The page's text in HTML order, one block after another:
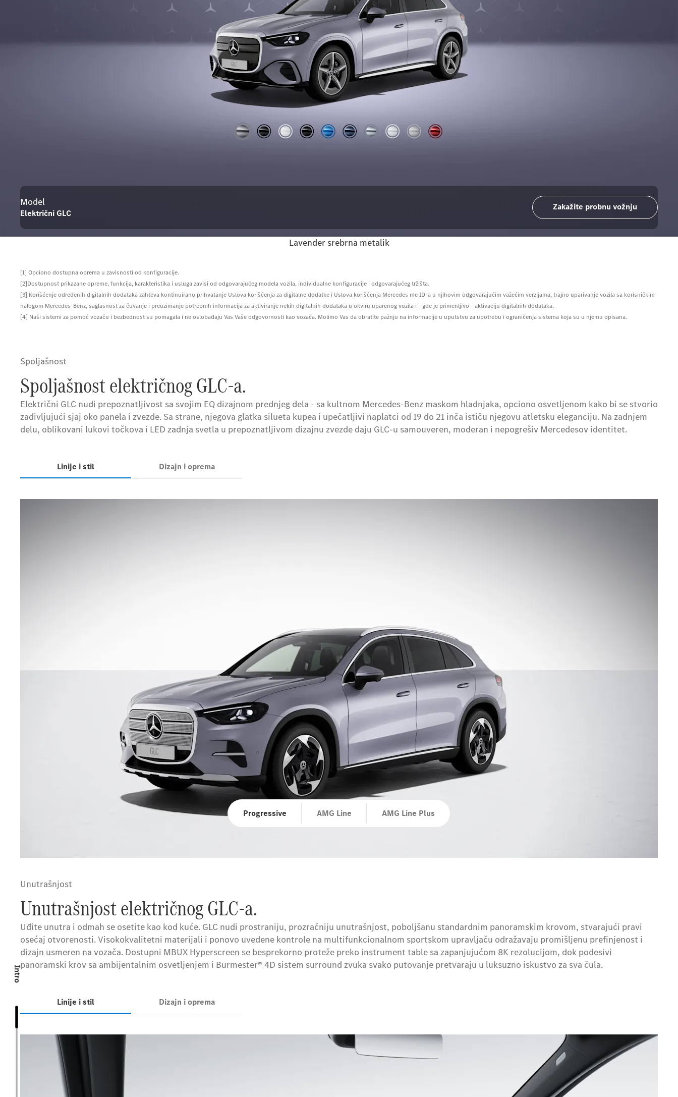
Intro
Lavender srebrna metalik
Model
Električni GLC
Zakažite probnu vožnju
[1] Opciono dostupna oprema u zavisnosti od konfiguracije.
[2]Dostupnost prikazane opreme, funkcija, karakteristika i usluga zavisi od odgovarajućeg modela vozila, individualne konfiguracije i odgovarajućeg tržišta.
[3] Korišćenje određenih digitalnih dodataka zahteva kontinuirano prihvatanje Uslova korišćenja za digitalne dodatke i Uslova korišćenja Mercedes me ID-a u njihovim odgovarajućim važećim verzijama, trajno uparivanje vozila sa korisničkim
nalogom Mercedes-Benz, saglasnost za čuvanje i preuzimanje potrebnih informacija za aktiviranje nekih digitalnih dodataka u okviru uparenog vozila i - gde je primenljivo - aktivaciju digitalnih dodataka.
[4] Naši sistemi za pomoć vozaču i bezbednost su pomagala i ne oslobađaju Vas Vaše odgovornosti kao vozača. Molimo Vas da obratite pažnju na informacije u uputstvu za upotrebu i ograničenja sistema koja su u njemu opisana.
Spoljašnost
Spoljašnost električnog GLC-a.
Električni GLC nudi prepoznatljivost sa svojim EQ dizajnom prednjeg dela - sa kultnom Mercedes-Benz maskom hladnjaka, opciono osvetljenom kako bi se stvorio
zadivljujući sjaj oko panela i zvezde. Sa strane, njegova glatka silueta kupea i upečatljivi naplatci od 19 do 21 inča ističu njegovu atletsku eleganciju. Na zadnjem
delu, oblikovani lukovi točkova i LED zadnja svetla u prepoznatljivom dizajnu zvezde daju GLC-u samouveren, moderan i nepogrešiv Mercedesov identitet.
Linije i stil Dizajn i oprema
Progressive AMG Line AMG Line Plus
Unutrašnjost
Unutrašnjost električnog GLC-a.
Uđite unutra i odmah se osetite kao kod kuće. GLC nudi prostraniju, prozračniju unutrašnjost, poboljšanu standardnim panoramskim krovom, stvarajući pravi
osećaj otvorenosti. Visokokvalitetni materijali i ponovo uvedene kontrole na multifunkcionalnom sportskom upravljaču odražavaju promišljenu prefinjenost i
dizajn usmeren na vozača. Dostupni MBUX Hyperscreen se besprekorno proteže preko instrument table sa zapanjujućom 8K rezolucijom, dok podesivi
panoramski krov sa ambijentalnim osvetljenjem i Burmester® 4D sistem surround zvuka svako putovanje pretvaraju u luksuzno iskustvo za sva čula.
Linije i stil Dizajn i oprema